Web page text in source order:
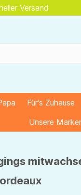
Versand
Für's Zuhause
Unsere